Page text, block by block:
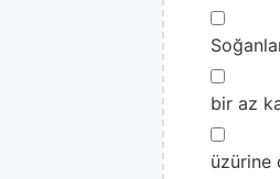
▢
▢
bir az
▢
üzürine